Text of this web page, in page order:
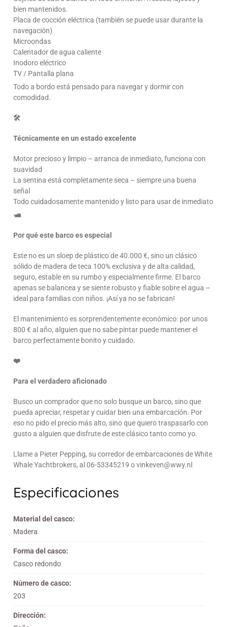
bien mantenidos.
Placa de cocción eléctrica (también se puede usar durante la
navegación)
Microondas
Calentador de agua caliente
Inodoro eléctrico
TV / Pantalla plana
Todo a bordo está pensado para navegar y dormir con
comodidad.
🛠️
Técnicamente en un estado excelente
Motor precioso y limpio – arranca de inmediato, funciona con
suavidad
La sentina está completamente seca – siempre una buena
señal
Todo cuidadosamente mantenido y listo para usar de inmediato
🛥️
Por qué este barco es especial
Este no es un sloep de plástico de 40.000 €, sino un clásico
sólido de madera de teca 100% exclusiva y de alta calidad,
seguro, estable en su rumbo y especialmente firme. El barco
apenas se balancea y se siente robusto y fiable sobre el agua –
ideal para familias con niños. ¡Así ya no se fabrican!
El mantenimiento es sorprendentemente económico: por unos
800 € al año, alguien que no sabe pintar puede mantener el
barco perfectamente bonito y cuidado.
❤️
Para el verdadero aficionado
Busco un comprador que no solo busque un barco, sino que
pueda apreciar, respetar y cuidar bien una embarcación. Por
eso no pido el precio más alto, sino que quiero traspasarlo con
gusto a alguien que disfrute de este clásico tanto como yo.
Llame a Pieter Pepping, su corredor de embarcaciones de White
Whale Yachtbrokers, al 06-53345219 o vinkeven@wwy.nl
Especificaciones
Material del casco:
Madera
Forma del casco:
Casco redondo
Número de casco:
203
Dirección: